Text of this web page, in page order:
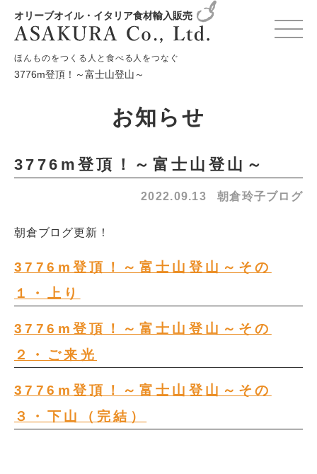
オリーブオイル・イタリア食材輸入販売
ほんものをつくる人と食べる人をつなぐ
HOME お知らせ
朝倉玲子ブログ
3776m登頂！～富士山登山～
お知らせ
3776m登頂！～富士山登山～
2022.09.13 朝倉玲子ブログ
朝倉ブログ更新！
3776m登頂！～富士山登山～その
１・上り
3776m登頂！～富士山登山～その
２・ご来光
3776m登頂！～富士山登山～その
３・下山（完結）